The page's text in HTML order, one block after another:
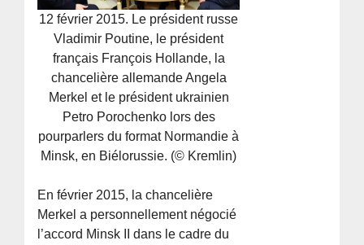
12 février 2015. Le président russe
Vladimir Poutine, le président
français François Hollande, la
chancelière allemande Angela
Merkel et le président ukrainien
Petro Porochenko lors des
pourparlers du format Normandie à
Minsk, en Biélorussie. (© Kremlin)
En février 2015, la chancelière
Merkel a personnellement négocié
l’accord Minsk II dans le cadre du